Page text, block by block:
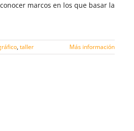
marcos en los que basar la
,taller Más información